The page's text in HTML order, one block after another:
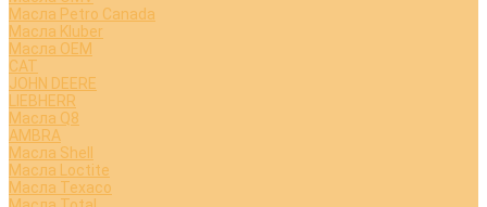
Масла Petro Canada
Масла Kluber
Масла OEM
CAT
JOHN DEERE
LIEBHERR
Масла Q8
AMBRA
Масла Shell
Масла Loctite
Масла Texaco